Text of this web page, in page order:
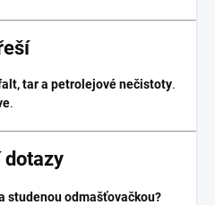
tar a petrolejové nečistoty.
.
dotazy
studenou odmašťovačkou?